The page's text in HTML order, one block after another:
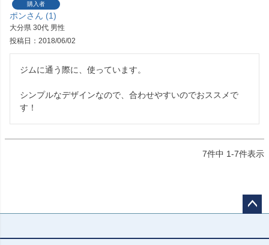
購入者
ポン 1
大分県 30代 男性
投稿日
2018/06/02
ジムに通う際に、使っています。
シンプルなデザインなので、合わせやすいのでおススメで
す！
7件中 1-7件表示